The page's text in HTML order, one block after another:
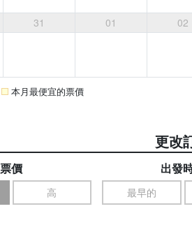
31 01 02
本月最便宜的票價
更改
票價
高
出發
最早的